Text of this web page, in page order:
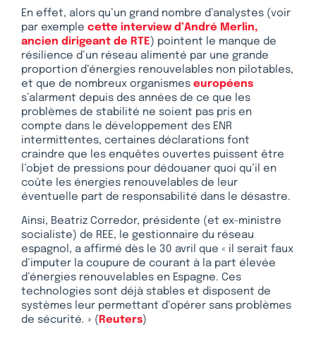
En effet, alors qu’un grand nombre d’analystes (voir
par exemple cette interview d’André Merlin,
ancien dirigeant de RTE) pointent le manque de
résilience d’un réseau alimenté par une grande
proportion d’énergies renouvelables non pilotables,
et que de nombreux organismes européens
s’alarment depuis des années de ce que les
problèmes de stabilité ne soient pas pris en
compte dans le développement des ENR
intermittentes, certaines déclarations font
craindre que les enquêtes ouvertes puissent être
l’objet de pressions pour dédouaner quoi qu’il en
coûte les énergies renouvelables de leur
éventuelle part de responsabilité dans le désastre.
Ainsi, Beatriz Corredor, présidente (et ex-ministre
socialiste) de REE, le gestionnaire du réseau
espagnol, a affirmé dès le 30 avril que « il serait faux
d’imputer la coupure de courant à la part élevée
d’énergies renouvelables en Espagne. Ces
technologies sont déjà stables et disposent de
systèmes leur permettant d’opérer sans problèmes
de sécurité. » (Reuters)